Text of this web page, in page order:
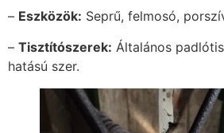
– Eszközök: Seprű, felmosó,
– Tisztítószerek: Általános
hatású szer.